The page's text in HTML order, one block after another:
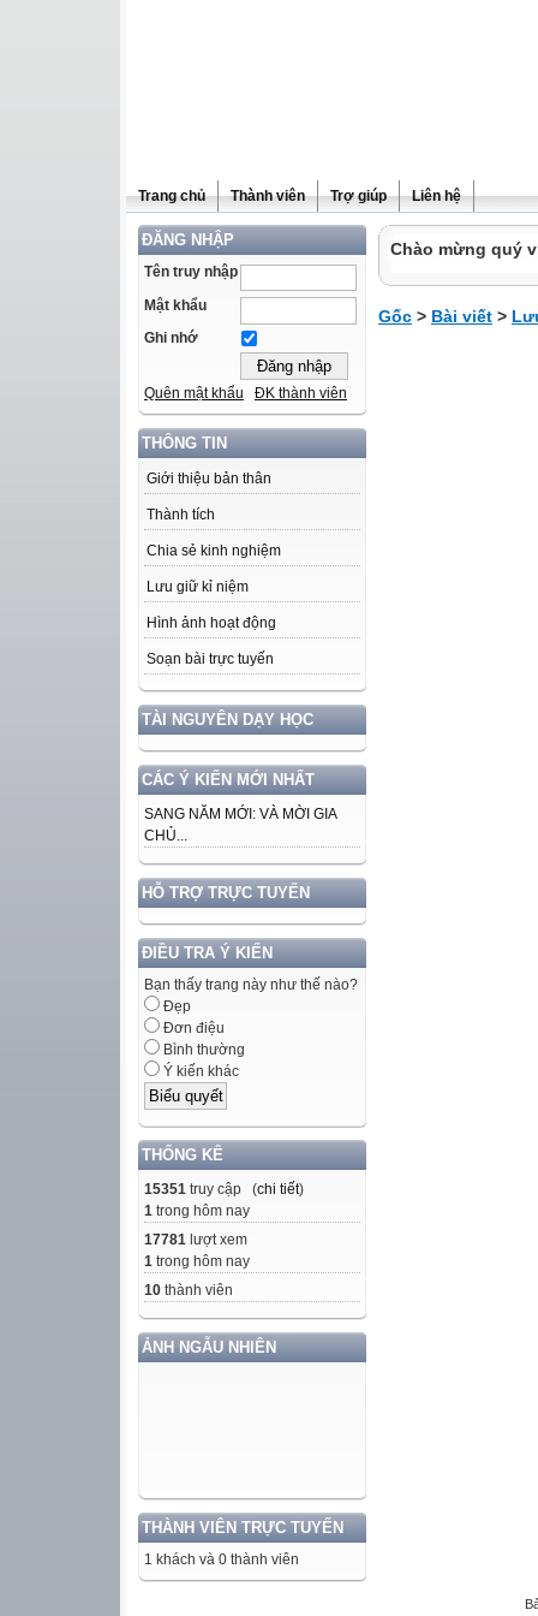
Trang chủ Thành viên Trợ giúp Liên hệ
ĐĂNG NHẬP
Tên truy nhập
Mật khẩu
Ghi nhớ
Quên mật khẩu ĐK thành viên
THÔNG TIN
Giới thiệu bản thân
Thành tích
Chia sẻ kinh nghiệm
Lưu giữ kỉ niệm
Hình ảnh hoạt động
Soạn bài trực tuyến
TÀI NGUYÊN DẠY HỌC
CÁC Ý KIẾN MỚI NHẤT
SANG NĂM MỚI: VÀ MỜI GIA
CHỦ...
HỖ TRỢ TRỰC TUYẾN
ĐIỀU TRA Ý KIẾN
Bạn thấy trang này như thế nào?
Đẹp
Đơn điệu
Bình thường
Ý kiến khác
THỐNG KÊ
15351 truy cập (chi tiết)
1 trong hôm nay
17781 lượt xem
1 trong hôm nay
10 thành viên
ẢNH NGẪU NHIÊN
THÀNH VIÊN TRỰC TUYẾN
1 khách và 0 thành viên
Chào mừng quý
Gốc > Bài viết >